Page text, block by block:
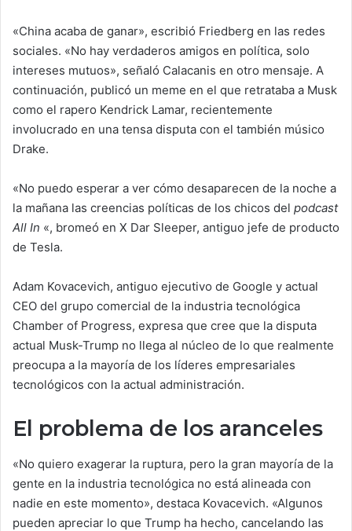
«China acaba de ganar», escribió Friedberg en las redes
sociales. «No hay verdaderos amigos en política, solo
intereses mutuos», señaló Calacanis en otro mensaje. A
continuación, publicó un meme en el que retrataba a Musk
como el rapero Kendrick Lamar, recientemente
involucrado en una tensa disputa con el también músico
Drake.
«No puedo esperar a ver cómo desaparecen de la noche a
la mañana las creencias políticas de los chicos del podcast
All In «, bromeó en X Dar Sleeper, antiguo jefe de producto
de Tesla.
Adam Kovacevich, antiguo ejecutivo de Google y actual
CEO del grupo comercial de la industria tecnológica
Chamber of Progress, expresa que cree que la disputa
actual Musk-Trump no llega al núcleo de lo que realmente
preocupa a la mayoría de los líderes empresariales
tecnológicos con la actual administración.
El problema de los aranceles
«No quiero exagerar la ruptura, pero la gran mayoría de la
gente en la industria tecnológica no está alineada con
nadie en este momento», destaca Kovacevich. «Algunos
pueden apreciar lo que Trump ha hecho, cancelando las